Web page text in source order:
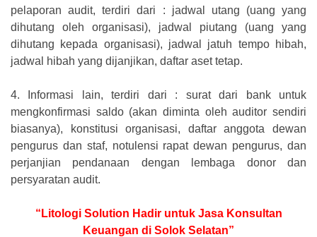
pelaporan audit, terdiri dari : jadwal utang (uang yang
dihutang oleh organisasi), jadwal piutang (uang yang
dihutang kepada organisasi), jadwal jatuh tempo hibah,
jadwal hibah yang dijanjikan, daftar aset tetap.
4.
Informasi lain, terdiri dari : surat dari bank untuk
mengkonfirmasi saldo (akan diminta oleh auditor sendiri
biasanya), konstitusi organisasi, daftar anggota dewan
pengurus dan staf, notulensi rapat dewan pengurus, dan
perjanjian pendanaan dengan lembaga donor dan
persyaratan audit.
“Litologi Solution Hadir untuk Jasa Konsultan
Keuangan di Solok Selatan”